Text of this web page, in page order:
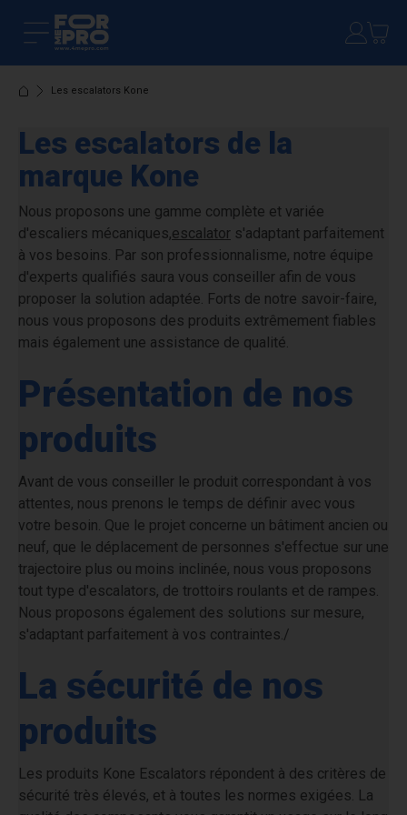
Les escalators Kone
Les escalators de la
marque Kone
Nous proposons une gamme complète et variée
d'escaliers mécaniques,escalator s'adaptant parfaitement
à vos besoins. Par son professionnalisme, notre équipe
d'experts qualifiés saura vous conseiller afin de vous
proposer la solution adaptée. Forts de notre savoir-faire,
nous vous proposons des produits extrêmement fiables
mais également une assistance de qualité.
Présentation de nos
produits
Avant de vous conseiller le produit correspondant à vos
attentes, nous prenons le temps de définir avec vous
votre besoin. Que le projet concerne un bâtiment ancien ou
neuf, que le déplacement de personnes s'effectue sur une
trajectoire plus ou moins inclinée, nous vous proposons
tout type d'escalators, de trottoirs roulants et de rampes.
Nous proposons également des solutions sur mesure,
s'adaptant parfaitement à vos contraintes./
La sécurité de nos
produits
Les produits Kone Escalators répondent à des critères de
sécurité très élevés, et à toutes les normes exigées. La